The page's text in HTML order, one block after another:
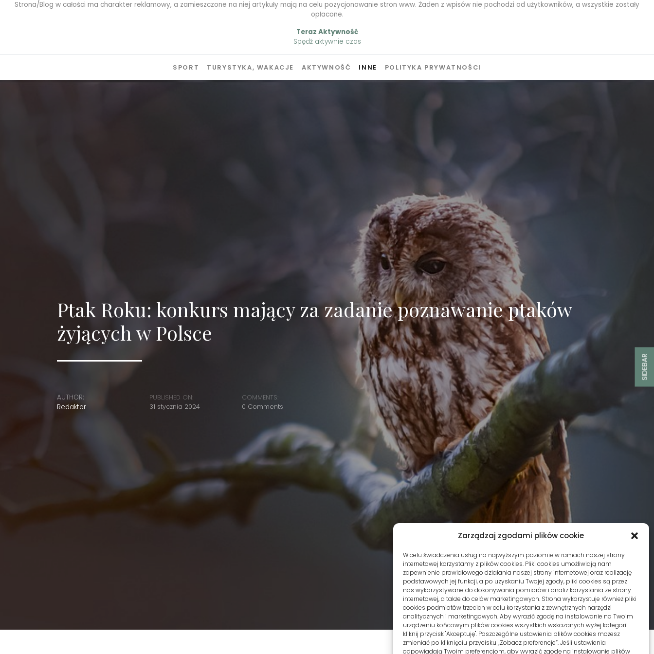
Zarządzaj zgodami plików cookie
W celu świadczenia usług na najwyższym poziomie w ramach naszej strony
internetowej korzystamy z plików cookies. Pliki cookies umożliwiają nam
zapewnienie prawidłowego działania naszej strony internetowej oraz realizację
podstawowych jej funkcji, a po uzyskaniu Twojej zgody, pliki cookies są przez
nas wykorzystywane do dokonywania pomiarów i analiz korzystania ze strony
internetowej, a także do celów marketingowych. Strona wykorzystuje również pliki
cookies podmiotów trzecich w celu korzystania z zewnętrznych narzędzi
analitycznych i marketingowych. Aby wyrazić zgodę na instalowanie na Twoim
urządzeniu końcowym plików cookies wszystkich wskazanych wyżej kategorii
kliknij przycisk "Akceptuję". Poszczególne ustawienia plików cookies możesz
zmieniać po kliknięciu przycisku „Zobacz preferencje”. Jeśli ustawienia
odpowiadają Twoim preferencjom, aby wyrazić zgodę na instalowanie plików
Strona/Blog w całości ma charakter reklamowy, a zamieszczone na niej artykuły mają na celu pozycjonowanie stron www. Żaden z wpisów nie pochodzi od użytkowników, a wszystkie zostały
opłacone.
Teraz Aktywność
Spędź aktywnie czas
SPORT TURYSTYKA, WAKACJE AKTYWNOŚĆ INNE POLITYKA PRYWATNOŚCI
Ptak Roku: konkurs mający za zadanie poznawanie ptaków
żyjących w Polsce
AUTHOR:
Redaktor
PUBLISHED ON:
31 stycznia 2024
COMMENTS:
0 Comments
SIDEBAR